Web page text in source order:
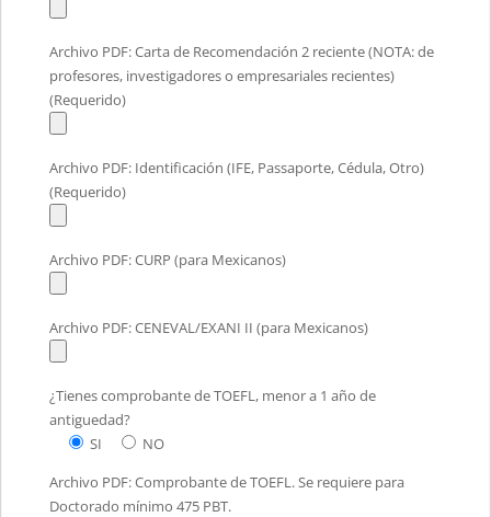
Archivo PDF: Carta de Recomendación 2 reciente (NOTA: de
profesores, investigadores o empresariales recientes)
(Requerido)
Archivo PDF: Identificación (IFE, Passaporte, Cédula, Otro)
(Requerido)
Archivo PDF: CURP (para Mexicanos)
Archivo PDF: CENEVAL/EXANI II (para Mexicanos)
¿Tienes comprobante de TOEFL, menor a 1 año de
antiguedad?
SI
NO
Archivo PDF: Comprobante de TOEFL. Se requiere para
Doctorado mínimo 475 PBT.